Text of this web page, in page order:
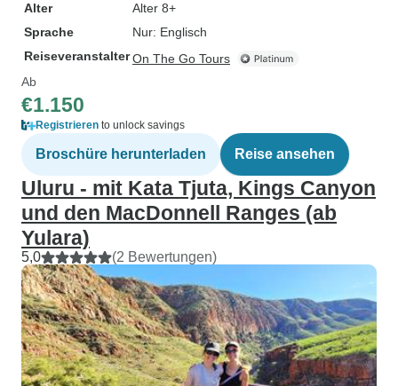
Alter
Alter 8+
Sprache
Nur: Englisch
ReiseveranstalterOn The Go Tours
Ab
€1.150
Registrieren to unlock savings
Broschüre herunterladen Reise ansehen
Uluru - mit Kata Tjuta, Kings Canyon
und den MacDonnell Ranges (ab
Yulara)
5,0 (2 Bewertungen)